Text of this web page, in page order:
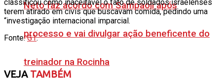
Neto faz acordo com Sampaoli após
processo e vai divulgar ação beneficente do
treinador na Rocinha
classificou como inaceitável o fato de soldados israelenses
terem atirado em civis que buscavam comida, pedindo uma
“investigação internacional imparcial.
Fonte:G1.
VEJATAMBÉM